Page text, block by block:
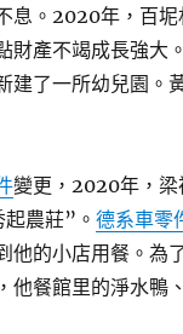
息。2020年，百
財產不竭成長強大
了一所幼兒園。
變更，2020年，
起農莊”。德系車零
他的小店用餐。為
他餐館里的淨水鴨